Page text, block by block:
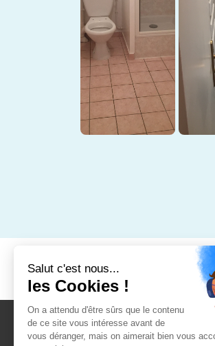
Au fil du Bain
Nos showrooms